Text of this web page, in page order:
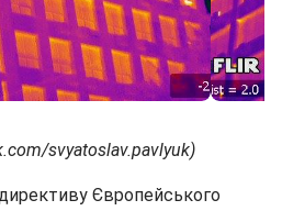
svyatoslav.pavlyuk)
Європейського